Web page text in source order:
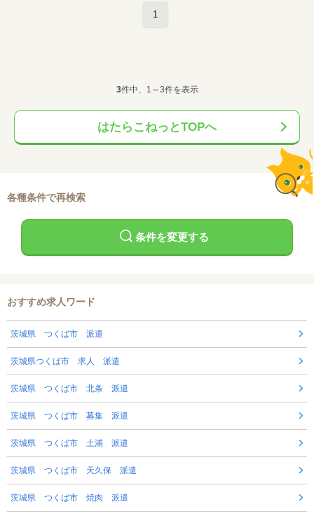
1
3件中、1～3件を表示
はたらこねっとTOPへ
各種条件で再検索
条件を変更する
おすすめ求人ワード
茨城県 つくば市 派遣
茨城県つくば市 求人 派遣
茨城県 つくば市 北条 派遣
茨城県 つくば市 募集 派遣
茨城県 つくば市 土浦 派遣
茨城県 つくば市 天久保 派遣
茨城県 つくば市 焼肉 派遣